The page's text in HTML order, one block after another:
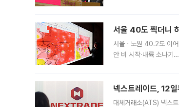
서울 40도 찍더니
서울ㆍ노원 40.2도 이
안 비 시작·내륙 소나기
넥스트레이드, 12일
대체거래소(ATS) 넥스